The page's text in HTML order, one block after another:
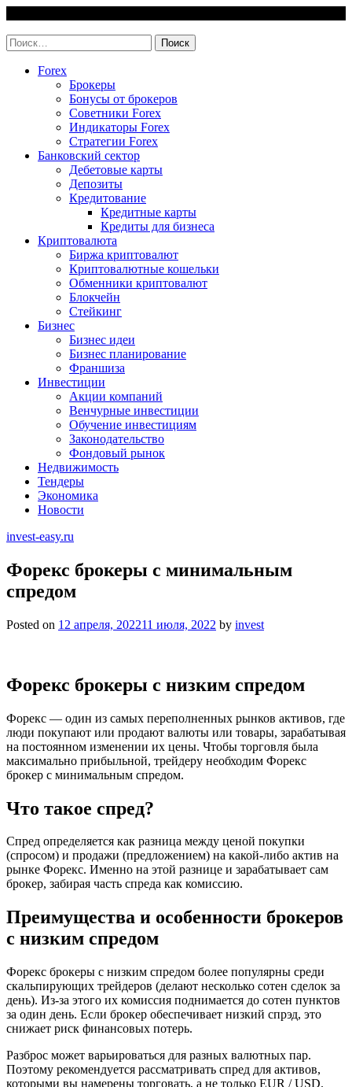
content
Найти:
Forex
Брокеры
Бонусы от брокеров
Советники Forex
Индикаторы Forex
Стратегии Forex
Банковский сектор
Дебетовые карты
Депозиты
Кредитование
Кредитные карты
Кредиты для бизнеса
Криптовалюта
Биржа криптовалют
Криптовалютные кошельки
Обменники криптовалют
Блокчейн
Стейкинг
Бизнес
Бизнес идеи
Бизнес планирование
Франшиза
Инвестиции
Акции компаний
Венчурные инвестиции
Обучение инвестициям
Законодательство
Фондовый рынок
Недвижимость
Тендеры
Экономика
Новости
invest-easy.ru
Форекс брокеры с минимальным
спредом
Posted on 12 апреля, 202211 июля, 2022 by invest
Форекс брокеры с низким спредом
Форекс — один из самых переполненных рынков активов, где
люди покупают или продают валюты или товары, зарабатывая
на постоянном изменении их цены. Чтобы торговля была
максимально прибыльной, трейдеру необходим Форекс
брокер с минимальным спредом.
Что такое спред?
Спред определяется как разница между ценой покупки
(спросом) и продажи (предложением) на какой-либо актив на
рынке Форекс. Именно на этой разнице и зарабатывает сам
брокер, забирая часть спреда как комиссию.
Преимущества и особенности брокеров
с низким спредом
Форекс брокеры с низким спредом более популярны среди
скальпирующих трейдеров (делают несколько сотен сделок за
день). Из-за этого их комиссия поднимается до сотен пунктов
за один день. Если брокер обеспечивает низкий спрэд, это
снижает риск финансовых потерь.
Разброс может варьироваться для разных валютных пар.
Поэтому рекомендуется рассматривать спред для активов,
которыми вы намерены торговать, а не только EUR / USD.